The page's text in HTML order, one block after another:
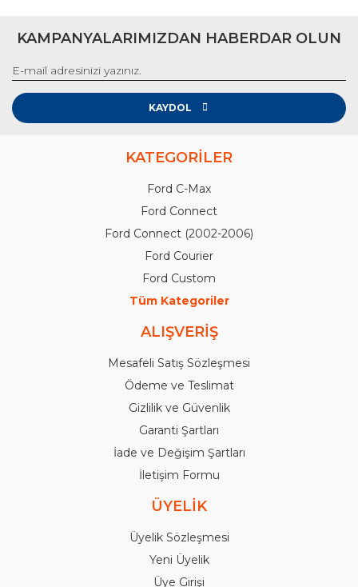
KAMPANYALARIMIZDAN HABERDAR OLUN
KAYDOL
KATEGORİLER
Ford C-Max
Ford Connect
Ford Connect (2002-2006)
Ford Courier
Ford Custom
Tüm Kategoriler
ALIŞVERİŞ
Mesafeli Satış Sözleşmesi
Ödeme ve Teslimat
Gizlilik ve Güvenlik
Garanti Şartları
İade ve Değişim Şartları
İletişim Formu
ÜYELİK
Üyelik Sözleşmesi
Yeni Üyelik
Üye Girişi